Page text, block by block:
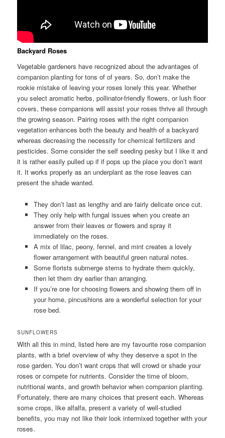
Backyard Roses
Vegetable gardeners have recognized about the advantages of
companion planting for tons of of years. So, don’t make the
rookie mistake of leaving your roses lonely this year. Whether
you select aromatic herbs, pollinator-friendly flowers, or lush floor
covers, these companions will assist your roses thrive all through
the growing season. Pairing roses with the right companion
vegetation enhances both the beauty and health of a backyard
whereas decreasing the necessity for chemical fertilizers and
pesticides. Some consider the self seeding pesky but I like it and
it is rather easily pulled up if if pops up the place you don’t want
it. It works properly as an underplant as the rose leaves can
present the shade wanted.
They don’t last as lengthy and are fairly delicate once cut.
They only help with fungal issues when you create an
answer from their leaves or flowers and spray it
immediately on the roses.
A mix of lilac, peony, fennel, and mint creates a lovely
flower arrangement with beautiful green natural notes.
Some florists submerge stems to hydrate them quickly,
then let them dry earlier than arranging.
If you’re one for choosing flowers and showing them off in
your home, pincushions are a wonderful selection for your
rose bed.
SUNFLOWERS
With all this in mind, listed here are my favourite rose companion
plants, with a brief overview of why they deserve a spot in the
rose garden. You don’t want crops that will crowd or shade your
roses or compete for nutrients. Consider the time of bloom,
nutritional wants, and growth behavior when companion planting.
Fortunately, there are many choices that present each. Whereas
some crops, like alfalfa, present a variety of well-studied
benefits, you may not like their look intermixed together with your
roses.